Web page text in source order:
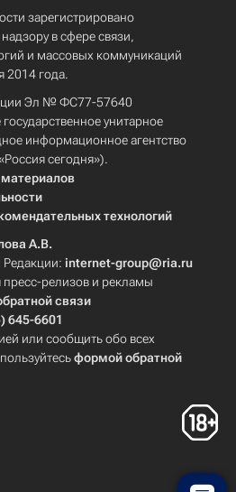
зарегистрировано
в сфере связи,
и массовых коммуникаций
2014 года.
Эл № ФС77-57640
унитарное
информационное агентство
сегодня»).
технологий
А.В.
Редакции: internet-group@ria.ru
релизов и рекламы
связи
645-6601
или сообщить обо всех
формой обратной